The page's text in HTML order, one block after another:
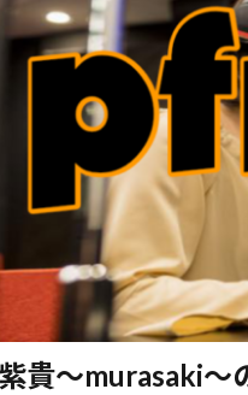
紫貴～murasaki～